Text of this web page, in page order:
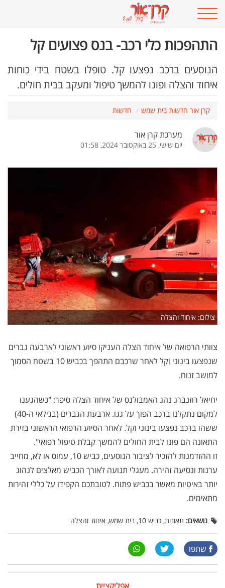
התהפכות כלי רכב- בנס פצועים קל
הנוסעים ברכב נפצעו קל. טופלו בשטח בידי כוחות
איחוד והצלה ופונו להמשך טיפול ומעקב בבית חולים.
קרן אור חדשות בית שמש חדשות
מערכת קרן אור
יום שישי, 25 באוקטובר 2024, 01:58
צילום: איחוד והצלה
צוותי הרפואה של איחוד הצלה העניקו סיוע ראשוני לארבעה גברים
שנפצעו בינוני וקל לאחר שרכבם התהפך בכביש 10 בשטח הסמוך
למושב זנוח.
יחיאל רוזנברג נהג האמבולנס של איחוד הצלה סיפר: "כשהגענו
למקום נתקלנו ברכב הפוך על גגו. ארבעת הגברים (בגילאי ה-40)
ששהו ברכב נפצעו בינוני וקל. לאחר הסיוע הרפואי הראשוני בזירת
התאונה הם פונו לבית החולים להמשך קבלת טיפול רפואי".
זו ההזדמנות להזכיר לציבור הנוסעים, כביש 10, עמוס או לא, מחייב
ערנות ונסיעה זהירה. מעגלי תנועה לאורך הכביש מאלצים לנהוג
יותר באיטיות מאשר בכביש פתוח. לטובתכם הקפידו על כללי זהירות
מתאימים.
נושאים: תאונות, כביש 10, בית שמש, איחוד והצלה
שתפו